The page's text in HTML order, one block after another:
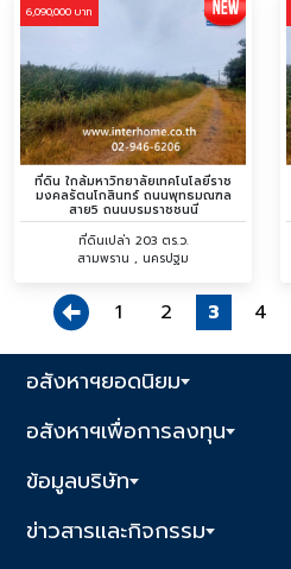
6,090,000 บาท
ที่ดิน ใกล้มหาวิทยาลัยเทคโนโลยีราช
มงคลรัตนโกสินทร์ ถนนพุทธมณฑล
สาย5 ถนนบรมราชชนนี
ที่ดินเปล่า 203 ตร.ว.
สามพราน , นครปฐม
1 2 3 4
อสังหาฯยอดนิยม
อสังหาฯเพื่อการลงทุน
ข้อมูลบริษัท
ข่าวสารและกิจกรรม